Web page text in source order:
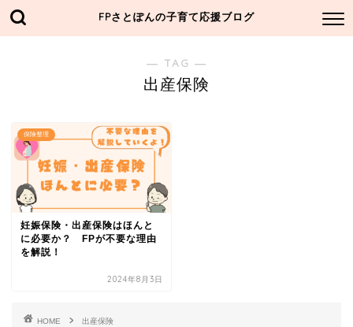
FPさとぽんの子育て応援ブログ
― TAG ―
出産保険
保険整理
妊娠保険・出産保険はほんと
に必要か？ FPが不要な理由
を解説！
2024年8月3日
HOME 出産保険